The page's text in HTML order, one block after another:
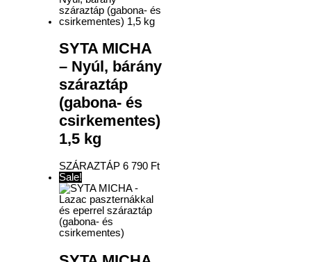
SYTA MICHA
– Nyúl, bárány
száraztáp
(gabona- és
csirkementes)
1,5 kg
SZÁRAZTÁP6 790 Ft
Sale!